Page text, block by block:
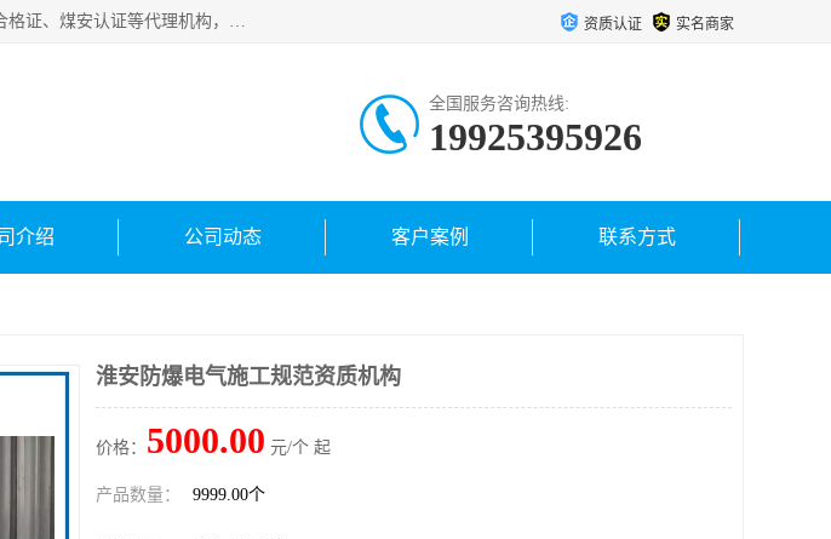
深圳中诺检测技术有限公司是一家专注IECEx防爆认证、ATEX防爆认证、防爆电气检测、防爆合格证、煤安认证等代理机构，可为客户提供从防爆设计、认证、现场检查、工程施工改造、培训等一站式服务。 资质认证 实名商家
全国服务咨询热线:
19925395926
介绍 公司动态 客户案例 联系方式
淮安防爆电气施工规范资质机构
价格： 5000.00 元/个 起
产品数量： 9999.00个